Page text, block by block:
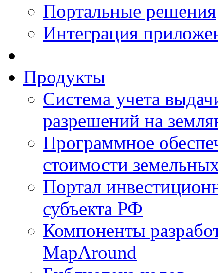
Портальные решения
Интеграция
Продукты
Система учета
разрешений на
Программное
стоимости
Портал
субъекта РФ
Компоненты
MapAround